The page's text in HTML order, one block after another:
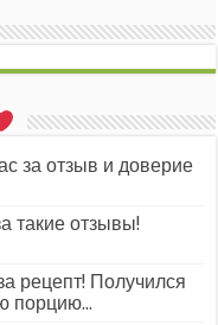
за отзыв и доверие
такие отзывы!
рецепт! Получился
порцию...